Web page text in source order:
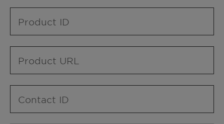
Product ID
Product URL
Contact ID